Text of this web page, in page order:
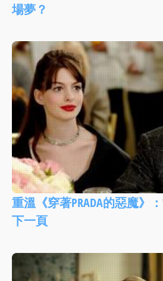
場夢？
重溫《穿著PRADA的惡魔》
下一頁